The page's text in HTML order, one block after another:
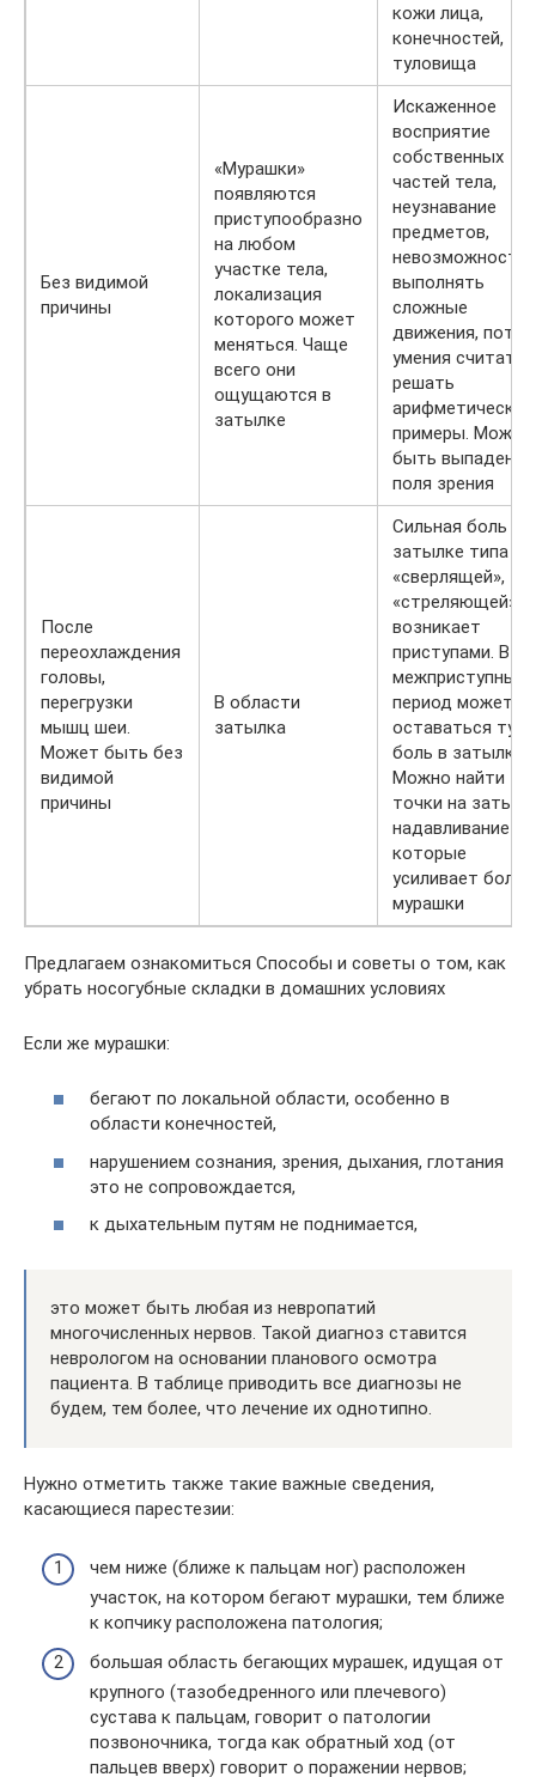
кожи лица,
конечностей,
туловища
Без видимой
причины
«Мурашки»
появляются
приступообразно
на любом
участке тела,
локализация
которого может
меняться. Чаще
всего они
ощущаются в
затылке
Искаженное
восприятие
собственных
частей тела,
неузнавание
предметов,
невозможность
выполнять
сложные
движения,
умения считать
решать
арифметические
примеры. Может
быть выпадение
поля зрения
После
переохлаждения
головы,
перегрузки
мышц шеи.
Может быть без
видимой
причины
В области
затылка
Сильная боль в
затылке типа
«сверлящей»,
«стреляющей»,
возникает
приступами. В
межприступный
период может
оставаться
боль в затылке.
Можно найти
точки на
надавливание на
которые
усиливает боль
мурашки
Предлагаем ознакомиться Способы и советы о том, как
убрать носогубные складки в домашних условиях
Если же мурашки:
бегают по локальной области, особенно в
области конечностей,
нарушением сознания, зрения, дыхания, глотания
это не сопровождается,
к дыхательным путям не поднимается,
это может быть любая из невропатий
многочисленных нервов. Такой диагноз ставится
неврологом на основании планового осмотра
пациента. В таблице приводить все диагнозы не
будем, тем более, что лечение их однотипно.
Нужно отметить также такие важные сведения,
касающиеся парестезии:
чем ниже (ближе к пальцам ног) расположен
участок, на котором бегают мурашки, тем ближе
к копчику расположена патология;
большая область бегающих мурашек, идущая от
крупного (тазобедренного или плечевого)
сустава к пальцам, говорит о патологии
позвоночника, тогда как обратный ход (от
пальцев вверх) говорит о поражении нервов;